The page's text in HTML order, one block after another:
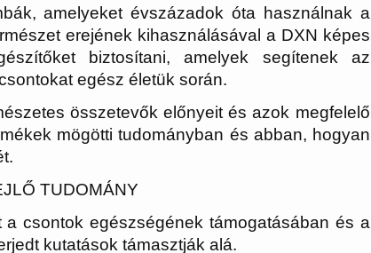
amelyeket évszázadok óta használnak a
erejének kihasználásával a DXN képes
biztosítani, amelyek segítenek az
egész életük során.
összetevők előnyeit és azok megfelelő
mögötti tudományban és abban, hogyan
TUDOMÁNY
csontok egészségének támogatásában és a
kutatások támasztják alá.